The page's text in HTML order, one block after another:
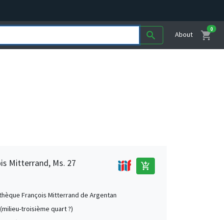
search About shopping_cart
0
Mitterrand, Ms. 27 add_shopping_cart
François Mitterrand de Argentan
troisième quart ?)